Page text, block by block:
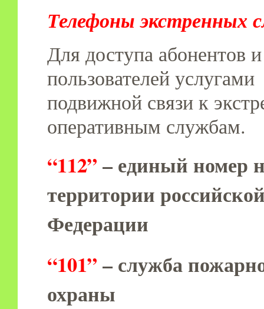
Телефоны экстренных
Для доступа абонентов и
пользователей услугами
подвижной связи к
оперативным службам.
“112” – единый номер
территории
Федерации
“101” – служба
охраны